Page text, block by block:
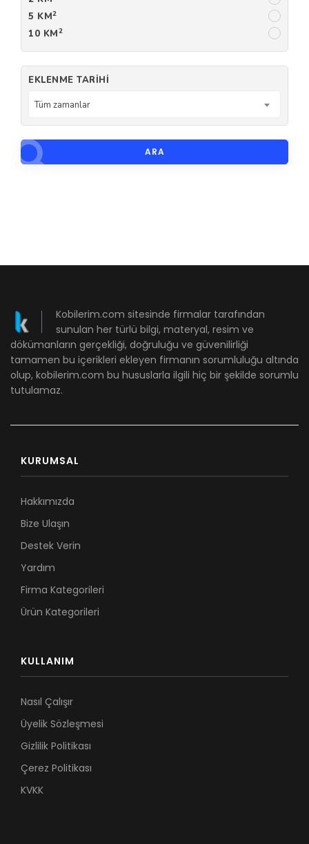
5 KM2
10 KM2
EKLENME TARIHI
Tüm zamanlar
ARA
Kobilerim.com sitesinde firmalar tarafından
sunulan her türlü bilgi, materyal, resim ve
dökümanların gerçekliği, doğruluğu ve güvenilirliği
tamamen bu içerikleri ekleyen firmanın sorumluluğu altında
olup, kobilerim.com bu hususlarla ilgili hiç bir şekilde sorumlu
tutulamaz.
KURUMSAL
Hakkımızda
Bize Ulaşın
Destek Verin
Yardım
Firma Kategorileri
Ürün Kategorileri
KULLANIM
Nasıl Çalışır
Üyelik Sözleşmesi
Gizlilik Politikası
Çerez Politikası
KVKK